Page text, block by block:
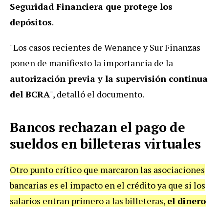
Seguridad Financiera que protege los
depósitos.
"Los casos recientes de Wenance y Sur Finanzas
ponen de manifiesto la importancia de la
autorización previa y la supervisión continua
del BCRA", detalló el documento.
Bancos rechazan el pago de
sueldos en billeteras virtuales
Otro punto crítico que marcaron las asociaciones
bancarias es el impacto en el crédito ya que si los
salarios entran primero a las billeteras, el dinero